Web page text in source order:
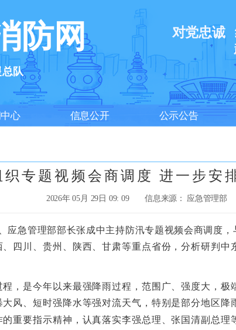
防网
队
对党忠诚
心 信息公开 公示公告
专题视频会商调度 进一步安
2026年 05月 29日 09: 09 信息来源： 应急管理部
急管理部部长张成中主持防汛专题视频会商调度，
四川、贵州、陕西、甘肃等重点省份，分析研判
是今年以来最强降雨过程，范围广、强度大，极
风、短时强降水等强对流天气，特别是部分地区
重要指示精神，认真落实李强总理、张国清副总